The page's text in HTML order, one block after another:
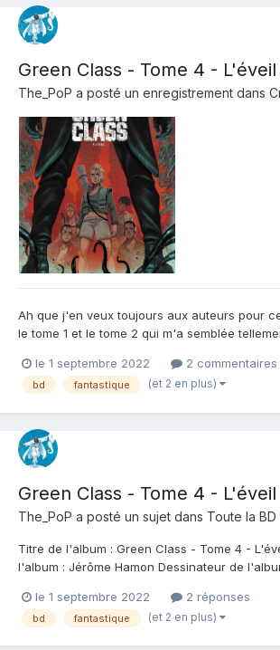
Green Class - Tome 4 - L'éveil
The_PoP a posté un enregistrement dans
Ah que j'en veux toujours aux auteurs pour
le tome 1 et le tome 2 qui m'a semblée
narration sur les 2 tomes suivants c'est
que Green class aurait gagné des lect...
le 1 septembre 2022 2 commentaires
bd fantastique (et 2 en plus)
Green Class - Tome 4 - L'éveil
The_PoP a posté un sujet dans Toute la BD
Titre de l'album : Green Class - Tome 4 -
l'album : Jérôme Hamon Dessinateur de
Résumé de l'album : Le plan de Naïa ayant
cinq amis sont à présent...
le 1 septembre 2022 2 réponses
bd fantastique (et 2 en plus)